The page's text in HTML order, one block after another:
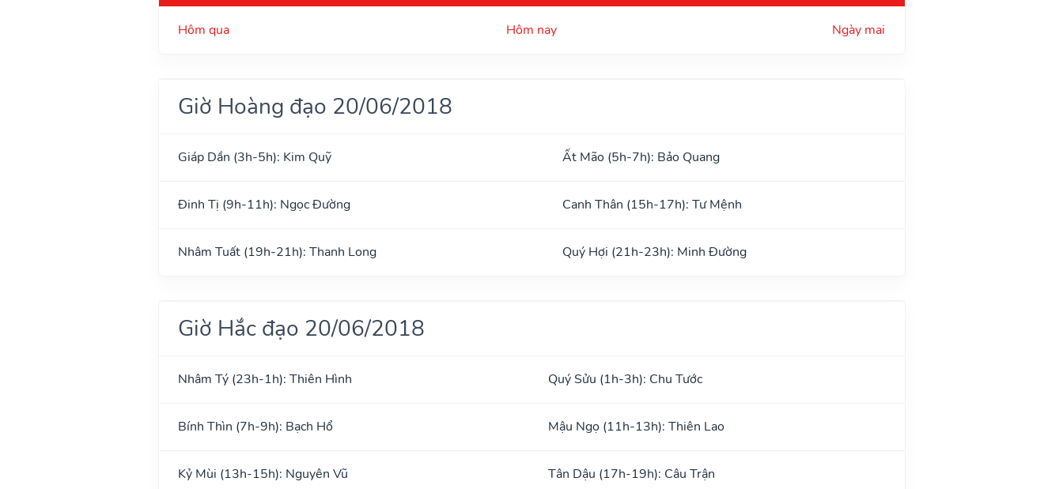
Hôm qua Hôm nay Ngày mai
Giờ Hoàng đạo 20/06/2018
Giáp Dần (3h-5h): Kim Quỹ Ất Mão (5h-7h): Bảo Quang
Đinh Tị (9h-11h): Ngọc Đường Canh Thân (15h-17h): Tư Mệnh
Nhâm Tuất (19h-21h): Thanh Long Quý Hợi (21h-23h): Minh Đường
Giờ Hắc đạo 20/06/2018
Nhâm Tý (23h-1h): Thiên Hình Quý Sửu (1h-3h): Chu Tước
Bính Thìn (7h-9h): Bạch Hổ Mậu Ngọ (11h-13h): Thiên Lao
Kỷ Mùi (13h-15h): Nguyên Vũ Tân Dậu (17h-19h): Câu Trận